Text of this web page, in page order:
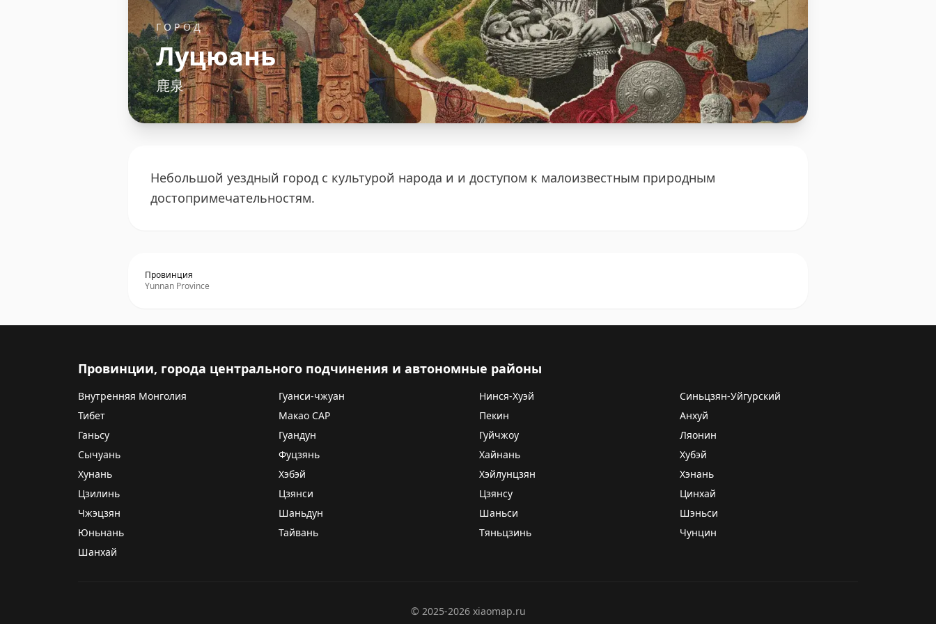
ГОРОД
Луцюань
鹿泉
Небольшой уездный город с культурой народа и и доступом к малоизвестным природным
достопримечательностям.
Провинция
Yunnan Province
Провинции, города центрального подчинения и автономные районы
Внутренняя Монголия Гуанси-чжуан Нинся-Хуэй
Синьцзян-Уйгурский
Тибет
Макао САР Пекин
Анхуй
Ганьсу
Гуандун Гуйчжоу
Ляонин
Сычуань
Фуцзянь Хайнань
Хубэй
Хунань
Хэбэй Хэйлунцзян
Хэнань
Цзилинь
Цзянси Цзянсу
Цинхай
Чжэцзян
Шаньдун Шаньси
Шэньси
Юньнань
Тайвань Тяньцзинь
Чунцин
Шанхай
© 2025-2026 xiaomap.ru